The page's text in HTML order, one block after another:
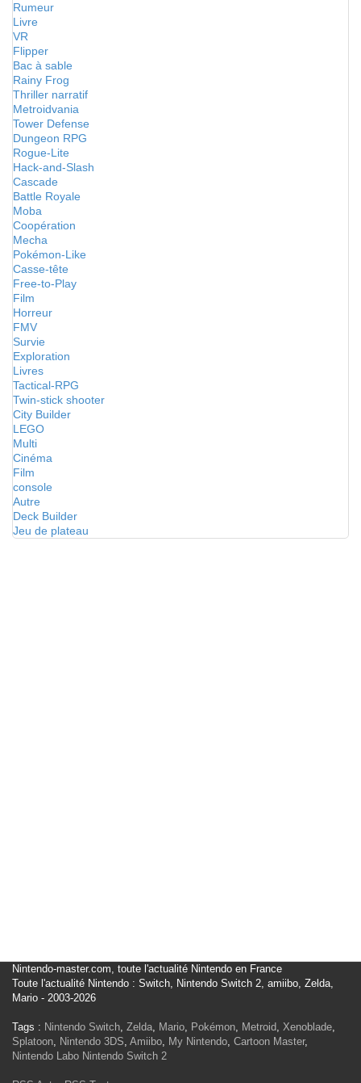
Rumeur
Livre
VR
Flipper
Bac à sable
Rainy Frog
Thriller narratif
Metroidvania
Tower Defense
Dungeon RPG
Rogue-Lite
Hack-and-Slash
Cascade
Battle Royale
Moba
Coopération
Mecha
Pokémon-Like
Casse-tête
Free-to-Play
Film
Horreur
FMV
Survie
Exploration
Livres
Tactical-RPG
Twin-stick shooter
City Builder
LEGO
Multi
Cinéma
Film
console
Autre
Deck Builder
Jeu de plateau
Nintendo-master.com, toute l'actualité Nintendo en France
Toute l'actualité Nintendo : Switch, Nintendo Switch 2, amiibo, Zelda,
Mario - 2003-2026
Tags : Nintendo Switch, Zelda, Mario, Pokémon, Metroid, Xenoblade,
Splatoon, Nintendo 3DS, Amiibo, My Nintendo, Cartoon Master,
Nintendo Labo Nintendo Switch 2